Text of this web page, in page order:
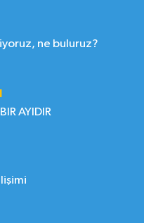
ne buluruz?
AYIDIR